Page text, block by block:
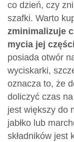
co dzień, czy
szafki. Warto
zminimalizuje
mycia jej części
posiada otwór
wyciskarki,
oznacza to, że
doliczyć czas
jest większy do
jabłko lub
składników jest